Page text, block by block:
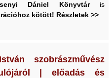
Dániel Könyvtáris
kötött! Részletek >>
szobrászművész
| előadás és